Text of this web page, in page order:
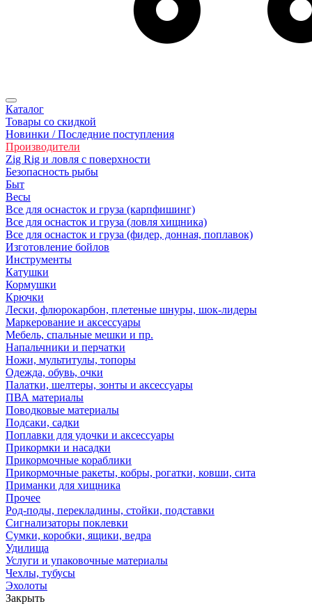
Каталог
Товары со скидкой
Новинки / Последние поступления
Производители
Zig Rig и ловля с поверхности
Безoпасность рыбы
Быт
Весы
Все для оснасток и груза (карпфишинг)
Все для оснасток и груза (ловля хищника)
Все для оснасток и груза (фидер, донная, поплавок)
Изготовление бойлов
Инструменты
Катушки
Кормушки
Крючки
Лески, флюрокарбон, плетеные шнуры, шок-лидеры
Маркерование и аксессуары
Мебель, спальные мешки и пр.
Напальчники и перчатки
Ножи, мультитулы, топоры
Одежда, обувь, очки
Палатки, шелтеры, зонты и аксессуары
ПВА материалы
Поводковые материалы
Подсаки, садки
Поплавки для удочки и аксессуары
Прикормки и насадки
Прикормочные кораблики
Прикормочные ракеты, кобры, рогатки, ковши, сита
Приманки для хищника
Прочее
Род-поды, перекладины, стойки, подставки
Сигнализаторы поклевки
Сумки, коробки, ящики, ведра
Удилища
Услуги и упаковочные материалы
Чехлы, тубусы
Эхолоты
Закрыть